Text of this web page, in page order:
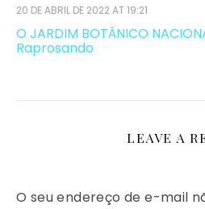
20 DE ABRIL DE 2022 AT 19:21
O JARDIM BOTÂNICO
Raprosando
LEAVE A
O seu endereço de e-mail